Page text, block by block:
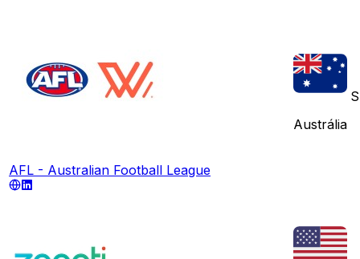
AFL - Australian Football League
Austrália